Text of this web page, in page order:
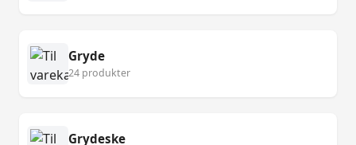
Gryde
24 produkter
Grydeske